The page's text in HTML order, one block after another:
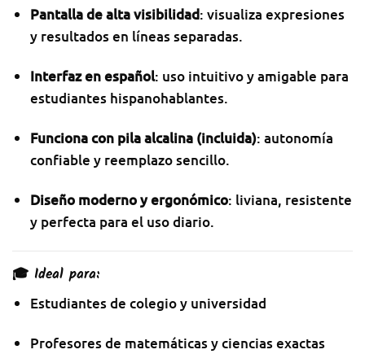
Pantalla de alta visibilidad: visualiza expresiones
y resultados en líneas separadas.
Interfaz en español: uso intuitivo y amigable para
estudiantes hispanohablantes.
Funciona con pila alcalina (incluida): autonomía
confiable y reemplazo sencillo.
Diseño moderno y ergonómico: liviana, resistente
y perfecta para el uso diario.
🎓 Ideal para:
Estudiantes de colegio y universidad
Profesores de matemáticas y ciencias exactas